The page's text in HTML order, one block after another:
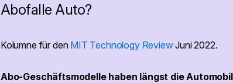
Abofalle Auto?
Kolumne für den MIT Technology ReviewJuni 2022.
Abo-Geschäftsmodelle haben längst die